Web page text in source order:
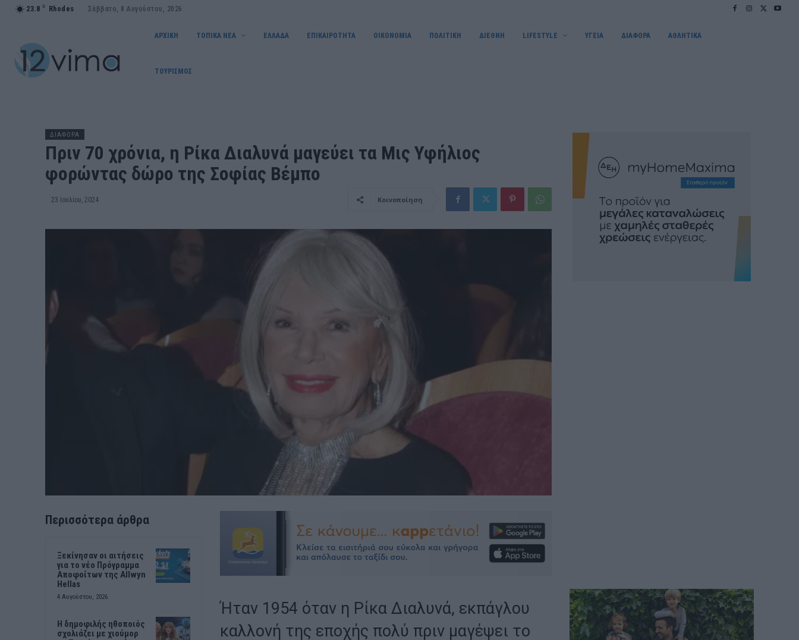
23.8 C Rhodes Σάββατο, 8 Αυγούστου, 2026
ΑΡΧΙΚΗ ΤΟΠΙΚΑ ΝΕΑ ΕΛΛΑΔΑ ΕΠΙΚΑΙΡΟΤΗΤΑ OIKONOMIA ΠΟΛΙΤΙΚΗ ΔΙΕΘΝΗ LIFESTYLE ΥΓΕΙΑ ΔΙΑΦΟΡΑ ΑΘΛΗΤΙΚΑ
ΤΟΥΡΙΣΜΟΣ
ΔΙΑΦΟΡΑ
Πριν 70 χρόνια, η Ρίκα Διαλυνά μαγεύει τα Μις Υφήλιος
φορώντας δώρο της Σοφίας Βέμπο
23 Ιουλίου, 2024 Κοινοποίηση
Περισσότερα άρθρα
Ξεκίνησαν οι αιτήσεις
για το νέο Πρόγραμμα
Αποφοίτων της Allwyn
Hellas
4 Αυγούστου, 2026
Η δημοφιλής ηθοποιός
σχολιάζει με χιούμορ
Ήταν 1954 όταν η Ρίκα Διαλυνά, εκπάγλου
καλλονή της εποχής πολύ πριν μαγέψει το